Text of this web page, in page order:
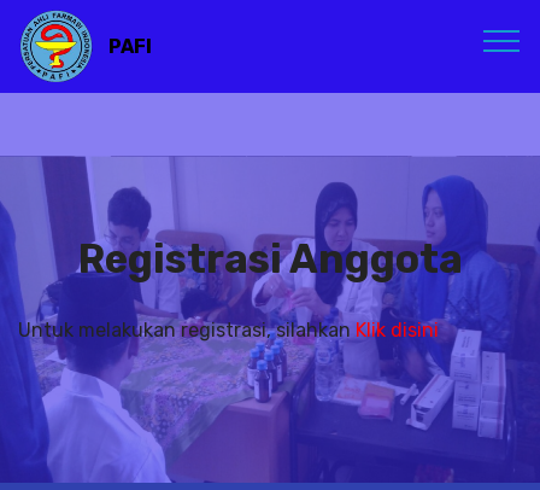
PAFI
Registrasi Anggota
Untuk melakukan registrasi, silahkan Klik disini